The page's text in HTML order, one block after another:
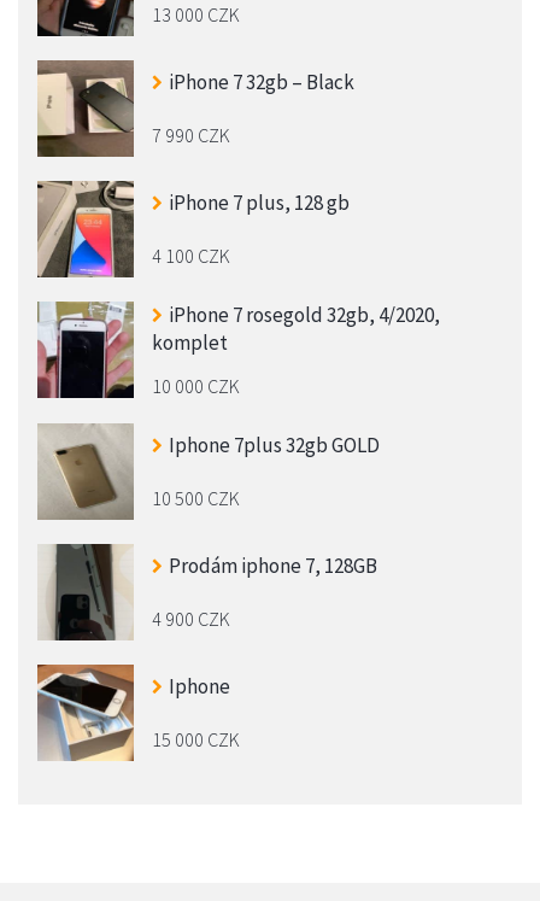
13 000 CZK
iPhone 7 32gb – Black
7 990 CZK
iPhone 7 plus, 128 gb
4 100 CZK
iPhone 7 rosegold 32gb, 4/2020,
komplet
10 000 CZK
Iphone 7plus 32gb GOLD
10 500 CZK
Prodám iphone 7, 128GB
4 900 CZK
Iphone
15 000 CZK